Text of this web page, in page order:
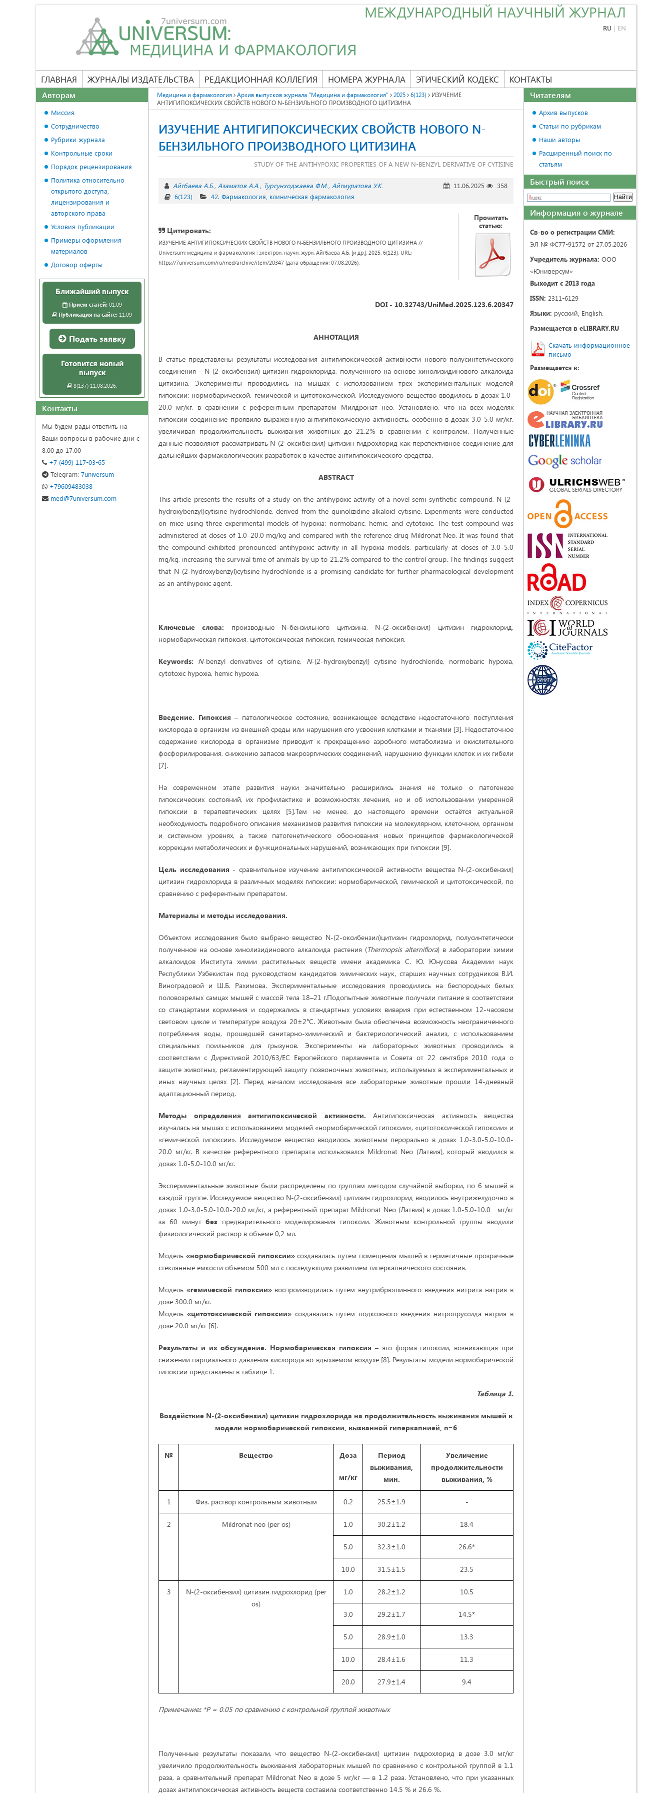
МЕЖДУНАРОДНЫЙ НАУЧНЫЙ ЖУРНАЛ
RU | EN
ГЛАВНАЯ ЖУРНАЛЫ ИЗДАТЕЛЬСТВА РЕДАКЦИОННАЯ КОЛЛЕГИЯ НОМЕРА ЖУРНАЛА ЭТИЧЕСКИЙ КОДЕКС КОНТАКТЫ
Медицина и фармакология Архив выпусков журнала "Медицина и фармакология" 2025 6(123)
ИЗУЧЕНИЕ
АНТИГИПОКСИЧЕСКИХ СВОЙСТВ НОВОГО N-БЕНЗИЛЬНОГО ПРОИЗВОДНОГО ЦИТИЗИНА
ИЗУЧЕНИЕ АНТИГИПОКСИЧЕСКИХ СВОЙСТВ НОВОГО N-
БЕНЗИЛЬНОГО ПРОИЗВОДНОГО ЦИТИЗИНА
STUDY OF THE ANTIHYPOXIC PROPERTIES OF A NEW N-BENZYL DERIVATIVE OF CYTISINE
Айтбаева А.Б. Азаматов А.А. Турсунходжаева Ф.М. Айтмуратова У.К. 11.06.2025
358
6(123)
42. Фармакология, клиническая фармакология
Цитировать:
ИЗУЧЕНИЕ АНТИГИПОКСИЧЕСКИХ СВОЙСТВ НОВОГО N-БЕНЗИЛЬНОГО ПРОИЗВОДНОГО ЦИТИЗИНА //
Universum: медицина и фармакология : электрон. научн. журн. Айтбаева А.Б. [и др.]. 2025. 6(123). URL:
https://7universum.com/ru/med/archive/item/20347 (дата обращения: 07.08.2026).
Прочитать
статью:
DOI - 10.32743/UniMed.2025.123.6.20347
АННОТАЦИЯ
В статье представлены результаты исследования антигипоксической активности нового полусинтетического
соединения - N-(2-оксибензил) цитизин гидрохлорида, полученного на основе хинолизидинового алкалоида
цитизина. Эксперименты проводились на мышах с исползованием трех экспериментальных моделей
гипоксии: нормобарической, гемической и цитотоксической. Исследуемого вещество вводилось в дозах 1.0-
20.0 мг/кг, в сравнении с референтным препаратом Милдронат нео. Установлено, что на всех моделях
гипоксии соединение проявило выраженную антигипоксическую активность, особенно в дозах 3.0-5.0 мг/кг,
увеличивая продолжительность выживания животных до 21.2% в сравнении с контролем. Полученные
данные позволяют рассматривать N-(2-оксибензил) цитизин гидрохлорид как перспективное соединение для
дальнейших фармакологических разработок в качестве антигипоксического средства.
ABSTRACT
This article presents the results of a study on the antihypoxic activity of a novel semi-synthetic compound, N-(2-
hydroxybenzyl)cytisine hydrochloride, derived from the quinolizidine alkaloid cytisine. Experiments were conducted
on mice using three experimental models of hypoxia: normobaric, hemic, and cytotoxic. The test compound was
administered at doses of 1.0–20.0 mg/kg and compared with the reference drug Mildronat Neo. It was found that
the compound exhibited pronounced antihypoxic activity in all hypoxia models, particularly at doses of 3.0–5.0
mg/kg, increasing the survival time of animals by up to 21.2% compared to the control group. The findings suggest
that N-(2-hydroxybenzyl)cytisine hydrochloride is a promising candidate for further pharmacological development
as an antihypoxic agent.
Ключевые слова: производные N-бензильного цитизина, N-(2-оксибензил) цитизин гидрохлорид,
нормобарическая гипоксия, цитотоксическая гипоксия, гемическая гипоксия.
Keywords: N-benzyl derivatives of cytisine, N-(2-hydroxybenzyl) cytisine hydrochloride, normobaric hypoxia,
cytotoxic hypoxia, hemic hypoxia.
Введение. Гипоксия – патологическое состояние, возникающее вследствие недостаточного поступления
кислорода в организм из внешней среды или нарушения его усвоения клетками и тканями [3]. Недостаточное
содержание кислорода в организме приводит к прекращению аэробного метаболизма и окислительного
фосфорилирования, снижению запасов макроэргических соединений, нарушению функции клеток и их гибели
[7].
На современном этапе развития науки значительно расширились знания не только о патогенезе
гипоксических состояний, их профилактике и возможностях лечения, но и об использовании умеренной
гипоксии в терапевтических целях [5].Тем не менее, до настоящего времени остаётся актуальной
необходимость подробного описания механизмов развития гипоксии на молекулярном, клеточном, органном
и системном уровнях, а также патогенетического обоснования новых принципов фармакологической
коррекции метаболических и функциональных нарушений, возникающих при гипоксии [9].
Цель исследования - сравнительное изучение антигипоксической активности вещества N-(2-оксибензил)
цитизин гидрохлорида в различных моделях гипоксии: нормобарической, гемической и цитотоксической, по
сравнению с референтным препаратом.
Материалы и методы исследования.
Объектом исследования было выбрано вещество N-(2-оксибензил)цитизин гидрохлорид, полусинтетически
полученное на основе хинолизидинового алкалоида растения (Thermopsis alterniflora) в лаборатории химии
алкалоидов Института химии растительных веществ имени академика С. Ю. Юнусова Академии наук
Республики Узбекистан под руководством кандидатов химических наук, старших научных сотрудников В.И.
Виноградовой и Ш.Б. Рахимова. Экспериментальные исследования проводились на беспородных белых
половозрелых самцах мышей с массой тела 18–21 г.Подопытные животные получали питание в соответствии
со стандартами кормления и содержались в стандартных условиях вивария при естественном 12-часовом
световом цикле и температуре воздуха 20±2°C. Животным была обеспечена возможность неограниченного
потребления воды, прошедшей санитарно-химический и бактериологический анализ, с использованием
специальных поильников для грызунов. Эксперименты на лабораторных животных проводились в
соответствии с Директивой 2010/63/ЕС Европейского парламента и Совета от 22 сентября 2010 года о
защите животных, регламентирующей защиту позвоночных животных, используемых в экспериментальных и
иных научных целях [2]. Перед началом исследования все лабораторные животные прошли 14-дневный
адаптационный период.
Методы определения антигипоксической активности. Антигипоксическая активность вещества
изучалась на мышах с использованием моделей «нормобарической гипоксии», «цитотоксической гипоксии» и
«гемической гипоксии». Исследуемое вещество вводилось животным перорально в дозах 1.0-3.0-5.0-10.0-
20.0 мг/кг. В качестве референтного препарата использовался Mildronat Neo (Латвия), который вводился в
дозах 1.0-5.0-10.0 мг/кг.
Экспериментальные животные были распределены по группам методом случайной выборки, по 6 мышей в
каждой группе. Исследуемое вещество N-(2-оксибензил) цитизин гидрохлорид вводилось внутрижелудочно в
дозах 1.0-3.0-5.0-10.0-20.0 мг/кг, а референтный препарат Mildronat Neo (Латвия) в дозах 1.0-5.0-10.0 мг/кг
за 60 минутбез предварительного моделирования гипоксии. Животным контрольной группы вводили
физиологический раствор в объёме 0,2 мл.
Модель «нормобарической гипоксии»создавалась путём помещения мышей в герметичные прозрачные
стеклянные ёмкости объёмом 500 мл с последующим развитием гиперкапнического состояния.
Модель «гемической гипоксии»воспроизводилась путём внутрибрюшинного введения нитрита натрия в
дозе 300.0 мг/кг.
Модель «цитотоксической гипоксии» создавалась путём подкожного введения нитропруссида натрия в
дозе 20.0 мг/кг [6].
Результаты и их обсуждение. Нормобарическая гипоксия – это форма гипоксии, возникающая при
снижении парциального давления кислорода во вдыхаемом воздухе [8]. Результаты модели нормобарической
гипоксии представлены в таблице 1.
Таблица 1.
Воздействие N-(2-оксибензил) цитизин гидрохлорида на продолжительность выживания мышей в
модели нормобарической гипоксии, вызванной гиперкапнией, n=6
№ Вещество Доза
мг/кг
Период
выживания,
мин.
Увеличение
продолжительности
выживания, %
1 Физ. раствор контрольным животным 0.2 25.5±1.9 -
2 Mildronat neo (per os) 1.0 30.2±1.2 18.4
5.0 32.3±1.0 26.6*
10.0 31.5±1.5 23.5
3
N-(2-оксибензил) цитизин гидрохлорид (per
os)
1.0 28.2±1.2 10.5
3.0 29.2±1.7 14.5*
5.0 28.9±1.0 13.3
10.0 28.4±1.6 11.3
20.0 27.9±1.4 9.4
Примечание:*P = 0.05 по сравнению с контрольной группой животных
Полученные результаты показали, что вещество N-(2-оксибензил) цитизин гидрохлорид в дозе 3.0 мг/кг
увеличило продолжительность выживания лабораторных мышей по сравнению с контрольной группой в 1.1
раза, а сравнительный препарат Mildronat Neo в дозе 5 мг/кг — в 1.2 раза. Установлено, что при указанных
дозах антигипоксическая активность веществ составила соответственно 14.5 % и 26.6 %.
Авторам
Миссия
Сотрудничество
Рубрики журнала
Контрольные сроки
Порядок рецензирования
Политика относительно
открытого доступа,
лицензирования и
авторского права
Условия публикации
Примеры оформления
материалов
Договор оферты
Ближайший выпуск
Прием статей:01.09
Публикация на сайте: 11.09
Подать заявку
Готовится новый
выпуск
8(137) 11.08.2026.
Контакты
Мы будем рады ответить на
Ваши вопросы в рабочие дни с
8.00 до 17.00
+7 (499) 117-03-65
Telegram: 7universum
+79609483038
med@7universum.com
Читателям
Архив выпусков
Статьи по рубрикам
Наши авторы
Расширенный поиск по
статьям
Быстрый поиск
Информация о журнале
Св-во о регистрации СМИ:
ЭЛ № ФС77-91572 от 27.05.2026
Учредитель журнала: ООО
«Юниверсум»
Выходит с 2013 года
ISSN: 2311-6129
Языки: русский, English.
Размещается в eLIBRARY.RU
Скачать информационное
письмо
Размещается в: